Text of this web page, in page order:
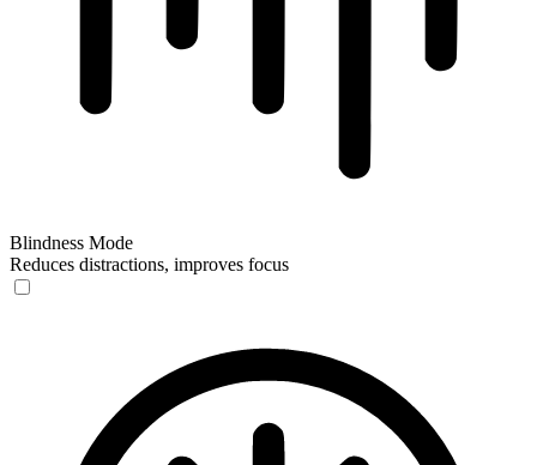
Blindness Mode
Reduces distractions, improves focus